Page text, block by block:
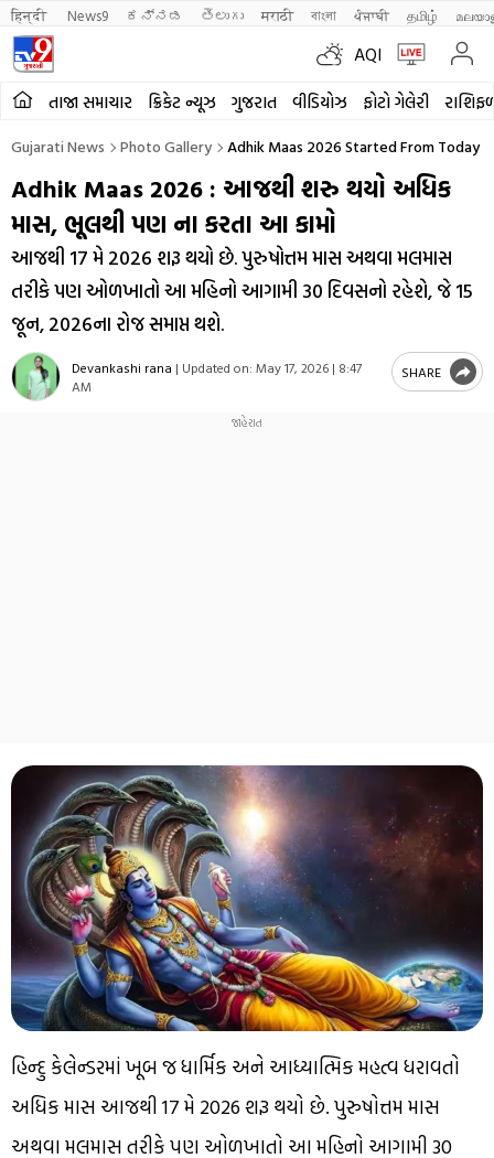
हिन्दी News9 ಕನ್ನಡ తెలుగు मराठी বাংলা ਪੰਜਾਬੀ தமிழ்
AQI
તાજા સમાચાર ક્રિકેટ ન્યૂઝ ગુજરાત વીડિયોઝ ફોટો ગેલેરી
Gujarati News Photo Gallery Adhik Maas 2026 Started From Today
Adhik Maas 2026 : આજથી શરુ થયો અધિક
માસ, ભૂલથી પણ ના કરતા આ કામો
આજથી 17 મે 2026 શરૂ થયો છે. પુરુષોત્તમ માસ અથવા મલમાસ
તરીકે પણ ઓળખાતો આ મહિનો આગામી 30 દિવસનો રહેશે, જે 15
જૂન, 2026ના રોજ સમાપ્ત થશે.
Devankashi rana | Updated on: May 17, 2026 | 8:47
AM
SHARE
હિન્દુ કેલેન્ડરમાં ખૂબ જ ધાર્મિક અને આધ્યાત્મિક મહત્વ ધરાવતો
અધિક માસ આજથી 17 મે 2026 શરૂ થયો છે. પુરુષોત્તમ માસ
અથવા મલમાસ તરીકે પણ ઓળખાતો આ મહિનો આગામી 30